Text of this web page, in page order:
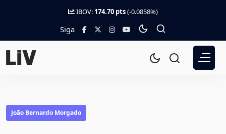
IBOV: 174.70 pts(-0.0858%)
Siga
João Bernardo Morgado